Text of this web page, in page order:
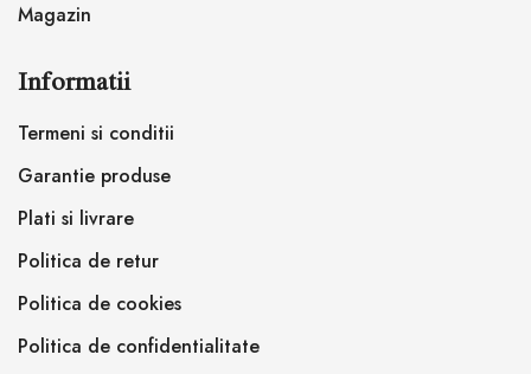
Magazin
Informatii
Termeni si conditii
Garantie produse
Plati si livrare
Politica de retur
Politica de cookies
Politica de confidentialitate